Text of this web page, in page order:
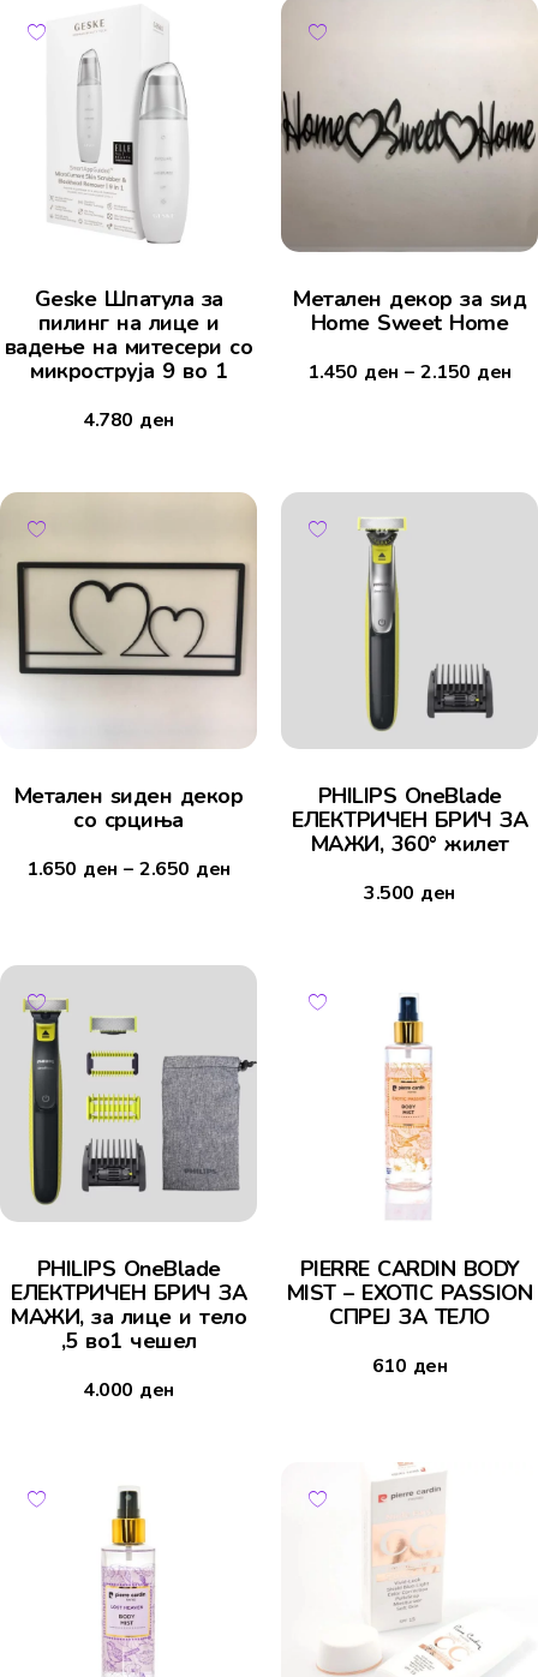
Geske Шпатула за
пилинг на лице и
вадење на митесери со
микроструја 9 во 1
4.780 ден
Mетален декор за ѕид
Home Sweet Home
1.450 ден –2.150 ден
Mетален ѕиден декор
со срциња
1.650 ден –2.650 ден
PHILIPS OneBlade
ЕЛЕКТРИЧЕН БРИЧ ЗА
МАЖИ, 360° жилет
3.500 ден
PHILIPS OneBlade
ЕЛЕКТРИЧЕН БРИЧ ЗА
МАЖИ, за лице и тело
,5 во1 чешел
4.000 ден
PIERRE CARDIN BODY
MIST – EXOTIC PASSION
СПРЕЈ ЗА ТЕЛО
610 ден